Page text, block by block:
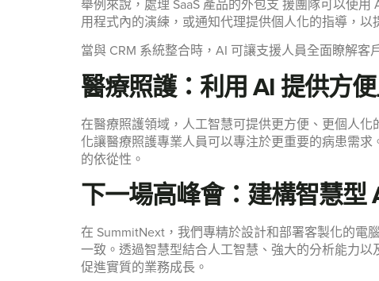
舉例來說，處理 SaaS 產品的外包支 援團隊可以使
用程式內的演練，或通知代理提供個人化的指導，以
當與 CRM 系統整合時，AI 可讓支援人員全面瞭解
醫療照護：利用 AI 提供方
在醫療照護領域，人工智慧可提供更方便、更個人
化讓醫療照護專業人員可以專注於更重要的病患需
的依從性。
下一場高峰會：建構智慧型
在 SummitNext，我們專精於設計和部署客製化的電
一致。透過智慧型結合人工智慧、強大的分析能力
促進實質的業務成長。